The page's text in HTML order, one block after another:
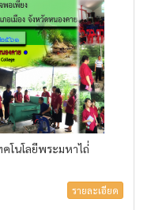
โนโลยีพระมหาไถ่่
รายละเอียด